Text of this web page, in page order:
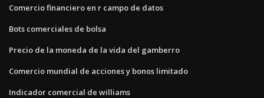
Comercio financiero en r campo de datos
Bots comerciales de bolsa
Precio de la moneda de la vida del gamberro
Comercio mundial de acciones y bonos limitado
Indicador comercial de williams